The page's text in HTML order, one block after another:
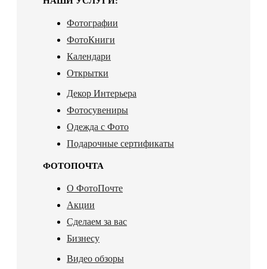
Фотографии
ФотоКниги
Календари
Открытки
Декор Интерьера
Фотосувениры
Одежда с Фото
Подарочные сертификаты
ФОТОПОЧТА
О ФотоПочте
Акции
Сделаем за вас
Бизнесу
Видео обзоры